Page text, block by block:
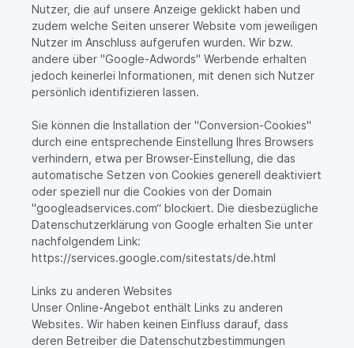
Nutzer, die auf unsere Anzeige geklickt haben und
zudem welche Seiten unserer Website vom jeweiligen
Nutzer im Anschluss aufgerufen wurden. Wir bzw.
andere über "Google-Adwords" Werbende erhalten
jedoch keinerlei Informationen, mit denen sich Nutzer
persönlich identifizieren lassen.
Sie können die Installation der "Conversion-Cookies"
durch eine entsprechende Einstellung Ihres Browsers
verhindern, etwa per Browser-Einstellung, die das
automatische Setzen von Cookies generell deaktiviert
oder speziell nur die Cookies von der Domain
"googleadservices.com“ blockiert. Die diesbezügliche
Datenschutzerklärung von Google erhalten Sie unter
nachfolgendem Link:
https://services.google.com/sitestats/de.html
Links zu anderen Websites
Unser Online-Angebot enthält Links zu anderen
Websites. Wir haben keinen Einfluss darauf, dass
deren Betreiber die Datenschutzbestimmungen